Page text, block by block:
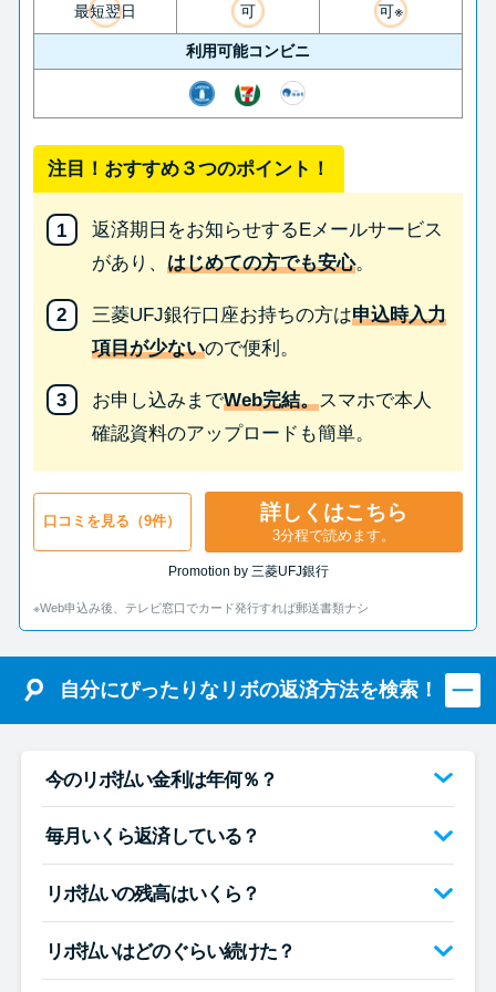
最短翌日 可 可※
利用可能コンビニ
注目！おすすめ３つのポイント！
返済期日をお知らせするEメールサービス
があり、はじめての方でも安心。
三菱UFJ銀行口座お持ちの方は申込時入力
項目が少ないので便利。
お申し込みまでWeb完結。スマホで本人
確認資料のアップロードも簡単。
口コミを見る（9件） 詳しくはこちら
3分程で読めます。
Promotion by 三菱UFJ銀行
※Web申込み後、テレビ窓口でカード発行すれば郵送書類ナシ
自分にぴったりなリボの返済方法を検索！
今のリボ払い金利は年何％？
毎月いくら返済している？
リボ払いの残高はいくら？
リボ払いはどのぐらい続けた？